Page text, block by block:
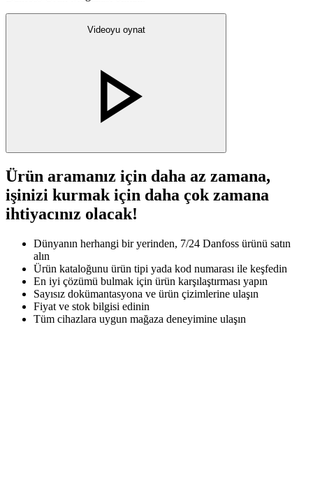
Videoyu oynat
Ürün aramanız için daha az zamana,
işinizi kurmak için daha çok zamana
ihtiyacınız olacak!
Dünyanın herhangi bir yerinden, 7/24 Danfoss ürünü satın
alın
Ürün kataloğunu ürün tipi yada kod numarası ile keşfedin
En iyi çözümü bulmak için ürün karşılaştırması yapın
Sayısız dokümantasyona ve ürün çizimlerine ulaşın
Fiyat ve stok bilgisi edinin
Tüm cihazlara uygun mağaza deneyimine ulaşın